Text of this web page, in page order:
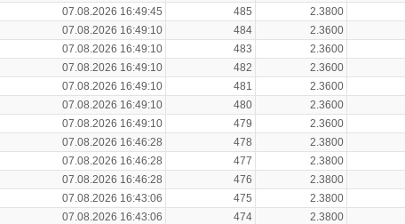
07.08.2026 16:49:45
485 2.3800
07.08.2026 16:49:10
484 2.3600
07.08.2026 16:49:10
483 2.3600
07.08.2026 16:49:10
482 2.3600
07.08.2026 16:49:10
481 2.3600
07.08.2026 16:49:10
480 2.3600
07.08.2026 16:49:10
479 2.3600
07.08.2026 16:46:28
478 2.3800
07.08.2026 16:46:28
477 2.3800
07.08.2026 16:46:28
476 2.3800
07.08.2026 16:43:06
475 2.3800
07.08.2026 16:43:06
474 2.3800